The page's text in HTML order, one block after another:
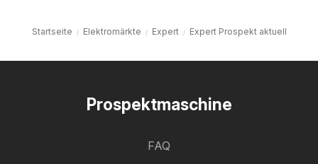
Startseite Elektromärkte Expert Expert Prospekt aktuell
Prospektmaschine
FAQ